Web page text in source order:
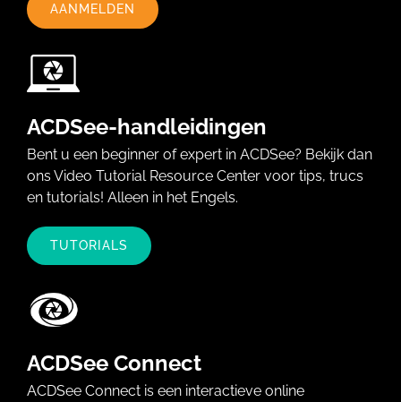
AANMELDEN
ACDSee-handleidingen
Bent u een beginner of expert in ACDSee? Bekijk dan
ons Video Tutorial Resource Center voor tips, trucs
en tutorials! Alleen in het Engels.
TUTORIALS
ACDSee Connect
ACDSee Connect is een interactieve online